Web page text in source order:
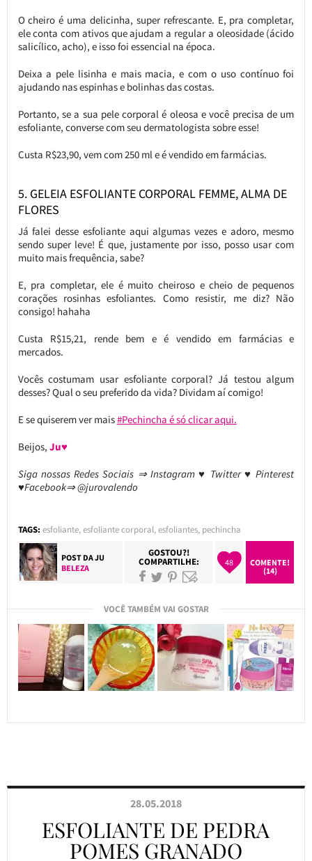
O cheiro é uma delicinha, super refrescante. E, pra completar,
ele conta com ativos que ajudam a regular a oleosidade (ácido
salicílico, acho), e isso foi essencial na época.
Deixa a pele lisinha e mais macia, e com o uso contínuo foi
ajudando nas espinhas e bolinhas das costas.
Portanto, se a sua pele corporal é oleosa e você precisa de um
esfoliante, converse com seu dermatologista sobre esse!
Custa R$23,90, vem com 250 ml e é vendido em farmácias.
5. GELEIA ESFOLIANTE CORPORAL FEMME, ALMA DE
FLORES
Já falei desse esfoliante aqui algumas vezes e adoro, mesmo
sendo super leve! É que, justamente por isso, posso usar com
muito mais frequência, sabe?
E, pra completar, ele é muito cheiroso e cheio de pequenos
corações rosinhas esfoliantes. Como resistir, me diz? Não
consigo! hahaha
Custa R$15,21, rende bem e é vendido em farmácias e
mercados.
Vocês costumam usar esfoliante corporal? Já testou algum
desses? Qual o seu preferido da vida? Dividam aí comigo!
E se quiserem ver mais#Pechincha é só clicar aqui.
Beijos, Ju♥
Siga nossas Redes Sociais ⇒ Instagram ♥ Twitter ♥ Pinterest
♥Facebook⇒ @jurovalendo
TAGS: esfoliante,esfoliante corporal,esfoliantes, pechincha
POST DAJU
BELEZA
GOSTOU?!
COMPARTILHE: 48
COMENTE!
(14)
VOCÊ TAMBÉM VAI GOSTAR
28.05.2018
ESFOLIANTE DE PEDRA
POMES GRANADO